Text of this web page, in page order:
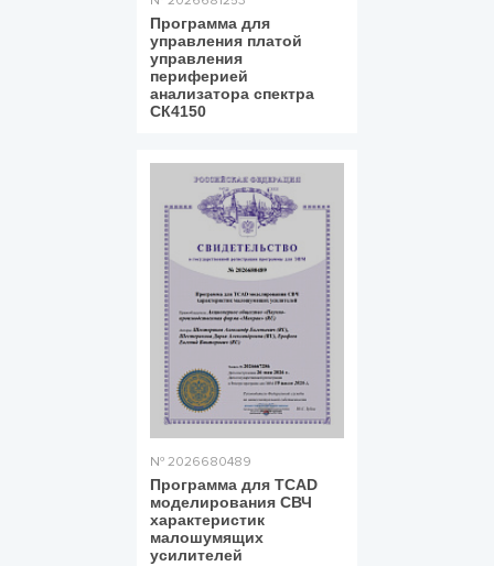
Программа для
управления платой
управления
периферией
анализатора спектра
СК4150
№ 2026680489
Программа для TCAD
моделирования СВЧ
характеристик
малошумящих
усилителей